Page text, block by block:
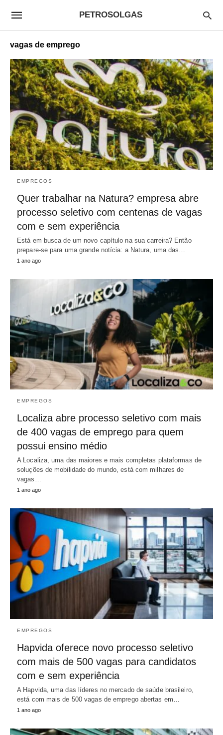
PETROSOLGAS
vagas de emprego
EMPREGOS
Quer trabalhar na Natura? empresa abre
processo seletivo com centenas de vagas
com e sem experiência
Está em busca de um novo capítulo na sua carreira? Então
prepare-se para uma grande notícia: a Natura, uma das…
1 ano ago
EMPREGOS
Localiza abre processo seletivo com mais
de 400 vagas de emprego para quem
possui ensino médio
A Localiza, uma das maiores e mais completas plataformas de
soluções de mobilidade do mundo, está com milhares de
vagas…
1 ano ago
EMPREGOS
Hapvida oferece novo processo seletivo
com mais de 500 vagas para candidatos
com e sem experiência
A Hapvida, uma das líderes no mercado de saúde brasileiro,
está com mais de 500 vagas de emprego abertas em…
1 ano ago